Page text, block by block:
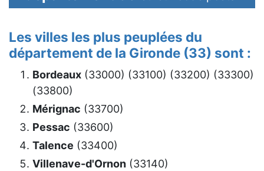
Les villes les plus peuplées du
département de la Gironde (33) sont :
Bordeaux (33000) (33100) (33200) (33300)
(33800)
Mérignac (33700)
Pessac (33600)
Talence (33400)
Villenave-d'Ornon (33140)